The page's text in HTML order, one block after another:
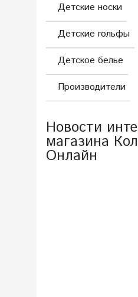
Детские носки
Детские гольфы
Детское белье
Производители
Новости
магазина
Онлайн